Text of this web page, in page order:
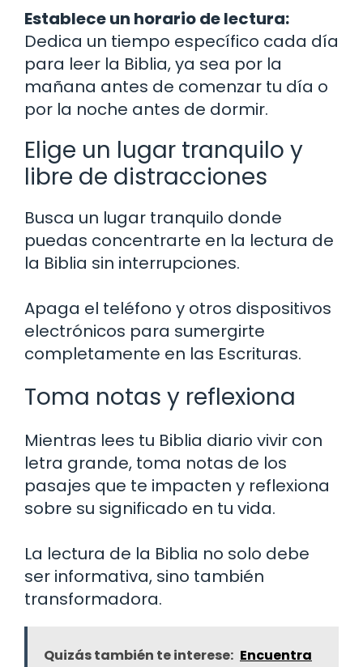
Establece un horario de lectura:
Dedica un tiempo específico cada día
para leer la Biblia, ya sea por la
mañana antes de comenzar tu día o
por la noche antes de dormir.
Elige un lugar tranquilo y
libre de distracciones
Busca un lugar tranquilo donde
puedas concentrarte en la lectura de
la Biblia sin interrupciones.
Apaga el teléfono y otros dispositivos
electrónicos para sumergirte
completamente en las Escrituras.
Toma notas y reflexiona
Mientras lees tu Biblia diario vivir con
letra grande, toma notas de los
pasajes que te impacten y reflexiona
sobre su significado en tu vida.
La lectura de la Biblia no solo debe
ser informativa, sino también
transformadora.
Quizás también te interese: Encuentra